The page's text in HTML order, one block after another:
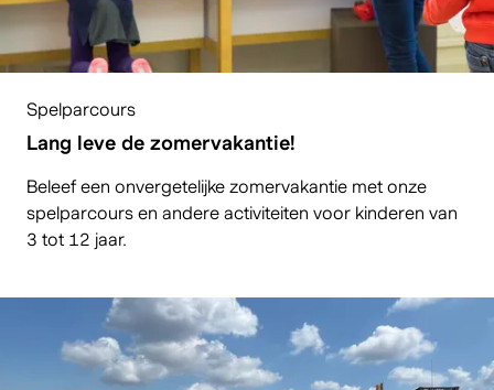
Spelparcours
Lang leve de zomervakantie!
Beleef een onvergetelijke zomervakantie met onze
spelparcours en andere activiteiten voor kinderen van
3 tot 12 jaar.